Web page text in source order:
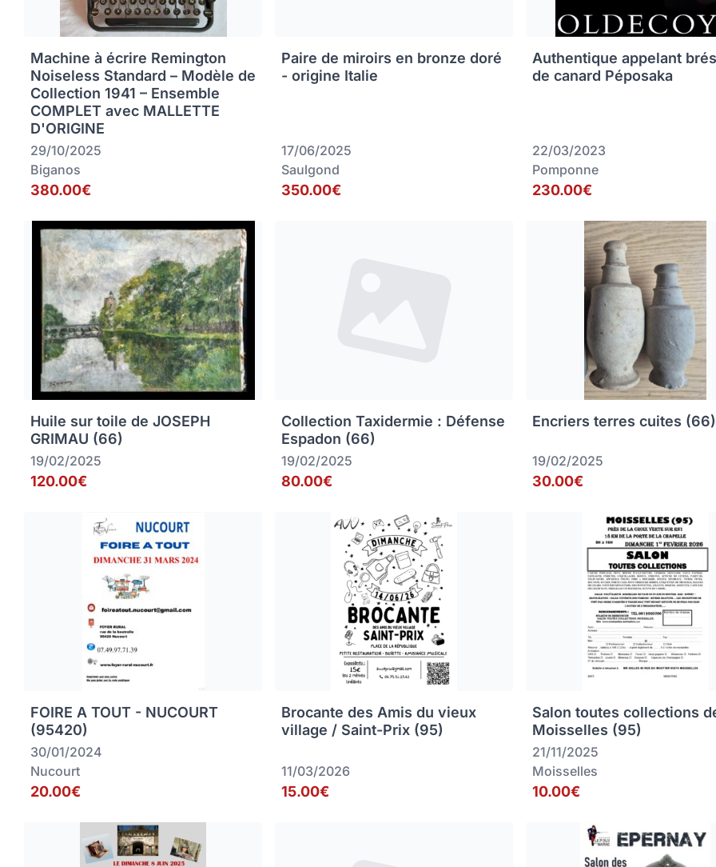
Machine à écrire Remington
Noiseless Standard – Modèle de
Collection 1941 – Ensemble
COMPLET avec MALLETTE
D'ORIGINE
29/10/2025
Biganos
380.00€
Paire de miroirs en bronze doré
- origine Italie
17/06/2025
Saulgond
350.00€
Authentique appelant
de canard Péposaka
22/03/2023
Pomponne
230.00€
Huile sur toile de JOSEPH
GRIMAU (66)
19/02/2025
120.00€
Collection Taxidermie : Défense
Espadon (66)
19/02/2025
80.00€
Encriers terres cuites (66)
19/02/2025
30.00€
FOIRE A TOUT - NUCOURT
(95420)
30/01/2024
Nucourt
20.00€
Brocante des Amis du vieux
village / Saint-Prix (95)
11/03/2026
15.00€
Salon toutes collections
Moisselles (95)
21/11/2025
Moisselles
10.00€